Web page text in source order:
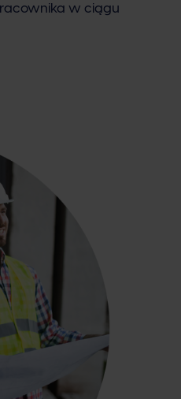
w ciągu